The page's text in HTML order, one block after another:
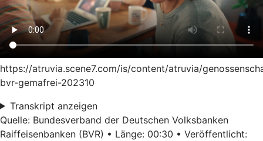
https://atruvia.scene7.com/is/content/atruvia/
bvr-gemafrei-202310
Transkript anzeigen
Quelle: Bundesverband der Deutschen Volksbanken
Raiffeisenbanken (BVR) • Länge: 00:30 • Veröffentlicht: